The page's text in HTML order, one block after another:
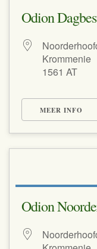
Odion
Krommenie
1561 AT
MEER INFO
Odion